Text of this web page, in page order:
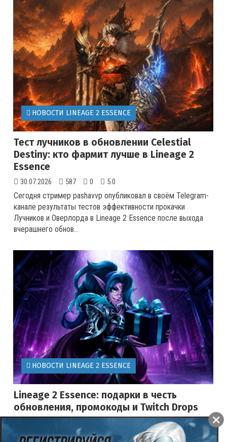
НОВОСТИ LINEAGE 2 ESSENCE
Тест лучников в обновлении Celestial
Destiny: кто фармит лучше в Lineage 2
Essence
30.07.2026 587 0 5.0
Сегодня стример pashavvp опубликовал в своём Telegram-
канале результаты тестов эффективности прокачки
Лучников и Оверлорда в Lineage 2 Essence после выхода
вчерашнего обнов...
НОВОСТИ LINEAGE 2 ESSENCE
Lineage 2 Essence: подарки в честь
обновления, промокоды и Twitch Drops
Сегодня, 29 июля 2026 года, на российских официальных